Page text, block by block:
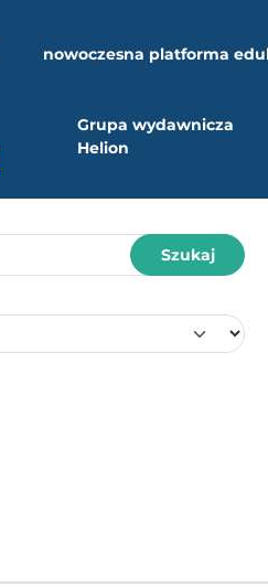
nowoczesna platforma
Grupa wydawnicza
Helion
Szukaj